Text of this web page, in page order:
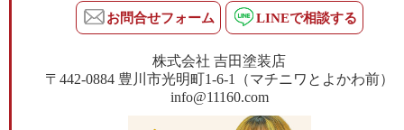
お問合せフォーム LINEで相談する
株式会社 吉田塗装店
〒442-0884 豊川市光明町1-6-1（マチニワとよかわ前）
info@11160.com